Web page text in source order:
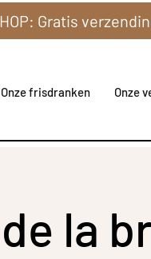
Onze frisdranken Onze
la